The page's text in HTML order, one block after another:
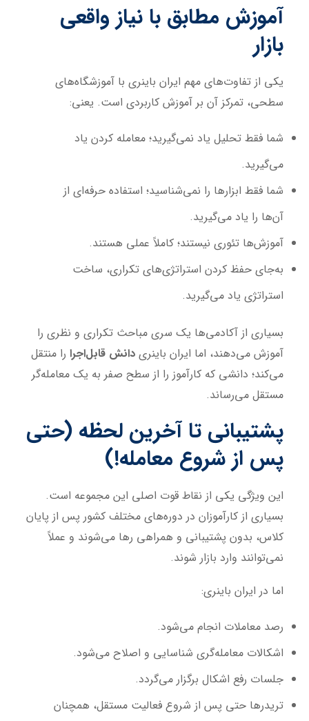
آموزش مطابق با نیاز واقعی
بازار
یکی از تفاوت‌های مهم ایران باینری با آموزشگاه‌های
سطحی، تمرکز آن بر آموزش کاربردی است. یعنی:
شما فقط تحلیل یاد نمی‌گیرید؛ معامله کردن یاد
می‌گیرید.
شما فقط ابزارها را نمی‌شناسید؛ استفاده حرفه‌ای از
آن‌ها را یاد می‌گیرید.
آموزش‌ها تئوری نیستند؛ کاملاً عملی هستند.
به‌جای حفظ کردن استراتژی‌های تکراری، ساخت
استراتژی یاد می‌گیرید.
بسیاری از آکادمی‌ها یک سری مباحث تکراری و نظری را
آموزش می‌دهند، اما ایران باینریدانش قابل‌اجرا را منتقل
می‌کند؛ دانشی که کارآموز را از سطح صفر به یک معامله‌گر
مستقل می‌رساند.
پشتیبانی تا آخرین لحظه (حتی
پس از شروع معامله!)
این ویژگی یکی از نقاط قوت اصلی این مجموعه است.
بسیاری از کارآموزان در دوره‌های مختلف کشور پس از پایان
کلاس، بدون پشتیبانی و همراهی رها می‌شوند و عملاً
نمی‌توانند وارد بازار شوند.
اما در ایران باینری:
رصد معاملات انجام می‌شود.
اشکالات معامله‌گری شناسایی و اصلاح می‌شود.
جلسات رفع اشکال برگزار می‌گردد.
تریدرها حتی پس از شروع فعالیت مستقل، همچنان